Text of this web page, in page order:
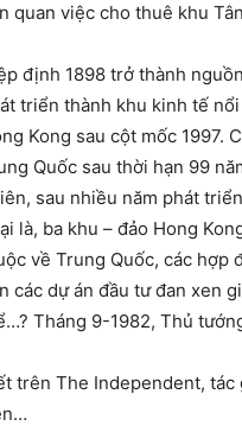
quan việc cho thuê khu
định 1898 trở thành
triển thành khu kinh tế
Kong sau cột mốc 1997.
Quốc sau thời hạn 99
sau nhiều năm phát
là, ba khu – đảo Hong
về Trung Quốc, các hợp
các dự án đầu tư đan xen
Tháng 9-1982, Thủ
trên The Independent,